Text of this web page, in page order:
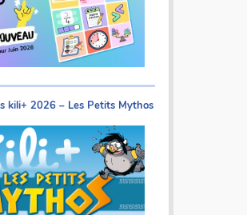
kili+ 2026 – Les Petits Mythos